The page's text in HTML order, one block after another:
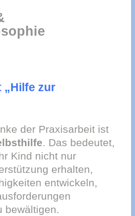
„Hilfe zur
der Praxisarbeit ist
. Das bedeutet,
Kind nicht nur
erhalten,
entwickeln,
bewältigen.